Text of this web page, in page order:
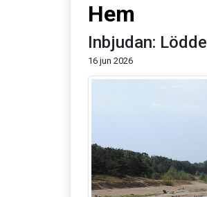
Hem
Inbjudan:
16 jun 2026